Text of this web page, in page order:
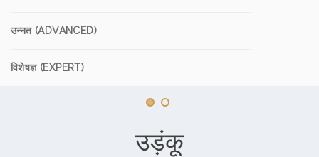
उन्नत (ADVANCED)
विशेषज्ञ (EXPERT)
उड़ंकू